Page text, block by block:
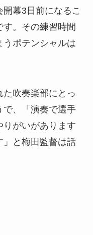
幕3日前になるこ
す。その練習時間
うポテンシャルは
吹奏楽部にとっ
で、「演奏で選手
りがいがあります
」と梅田監督は話